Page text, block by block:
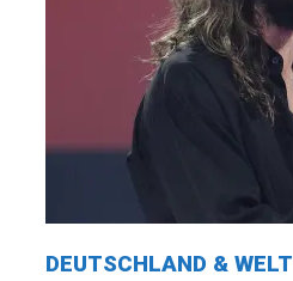
DEUTSCHLAND & WELT